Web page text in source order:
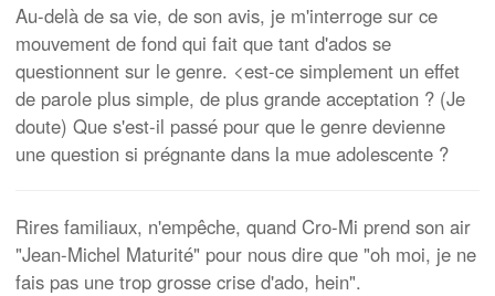
Au-delà de sa vie, de son avis, je m'interroge sur ce
mouvement de fond qui fait que tant d'ados se
questionnent sur le genre. <est-ce simplement un effet
de parole plus simple, de plus grande acceptation ? (Je
doute) Que s'est-il passé pour que le genre devienne
une question si prégnante dans la mue adolescente ?
Rires familiaux, n'empêche, quand Cro-Mi prend son air
"Jean-Michel Maturité" pour nous dire que "oh moi, je ne
fais pas une trop grosse crise d'ado, hein".